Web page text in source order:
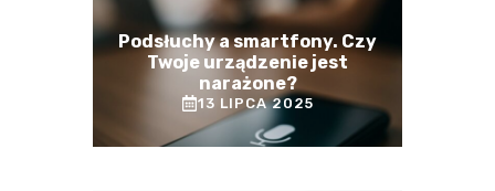
Podsłuchy a smartfony. Czy
Twoje urządzenie jest
narażone?
13 LIPCA 2025